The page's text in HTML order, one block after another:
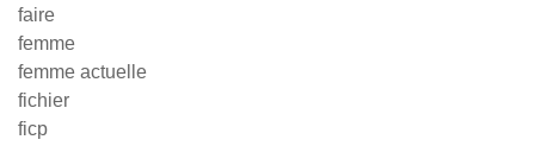
faire
femme
femme actuelle
fichier
ficp